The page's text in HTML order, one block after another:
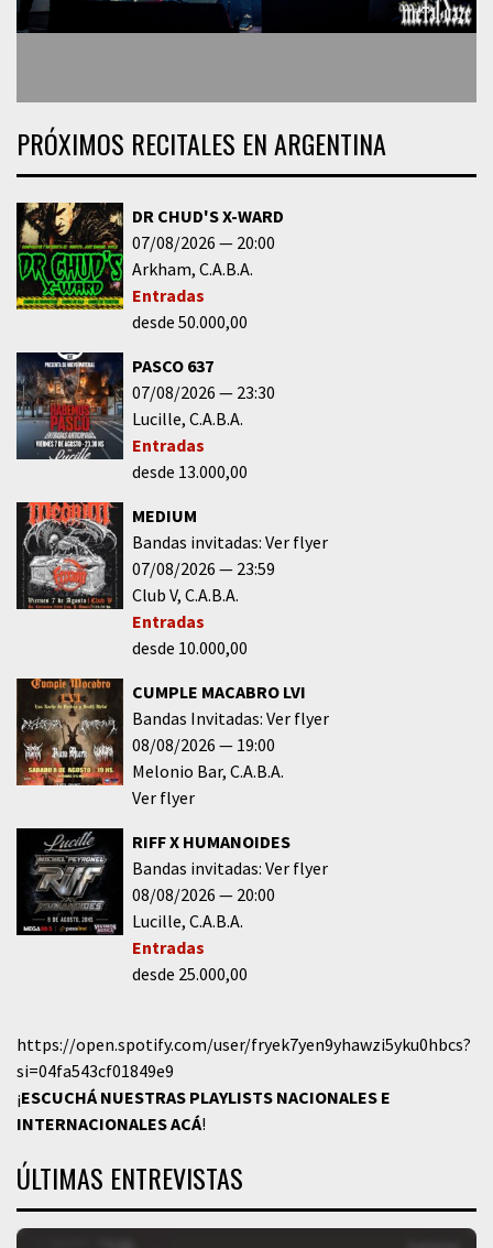
PRÓXIMOS RECITALES EN ARGENTINA
DR CHUD'S X-WARD
07/08/2026
20:00
Arkham C.A.B.A.
Entradas
desde 50.000,00
PASCO 637
07/08/2026
23:30
Lucille C.A.B.A.
Entradas
desde 13.000,00
MEDIUM
Bandas invitadas: Ver flyer
07/08/2026
23:59
Club V C.A.B.A.
Entradas
desde 10.000,00
CUMPLE MACABRO LVI
Bandas Invitadas: Ver flyer
08/08/2026
19:00
Melonio Bar C.A.B.A.
Ver flyer
RIFF X HUMANOIDES
Bandas invitadas: Ver flyer
08/08/2026
20:00
Lucille C.A.B.A.
Entradas
desde 25.000,00
https://open.spotify.com/user/fryek7yen9yhawzi5yku0hbcs?
si=04fa543cf01849e9
¡ESCUCHÁ NUESTRAS PLAYLISTS NACIONALES E
INTERNACIONALESACÁ!
ÚLTIMAS ENTREVISTAS